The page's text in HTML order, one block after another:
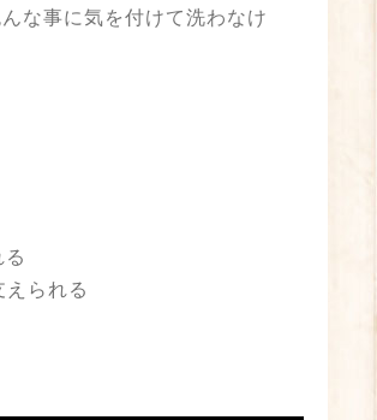
な事に気を付けて洗わなけ
えられる